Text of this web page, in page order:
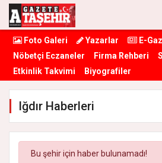
Foto Galeri Yazarlar E-
Nöbetçi Eczaneler
Firma Rehberi
Etkinlik Takvimi
Biyografiler
Iğdır Haberleri
Bu şehir için haber bulunamadı!